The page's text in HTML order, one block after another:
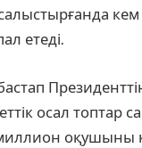
етеді.
осал топтар
оқушыны